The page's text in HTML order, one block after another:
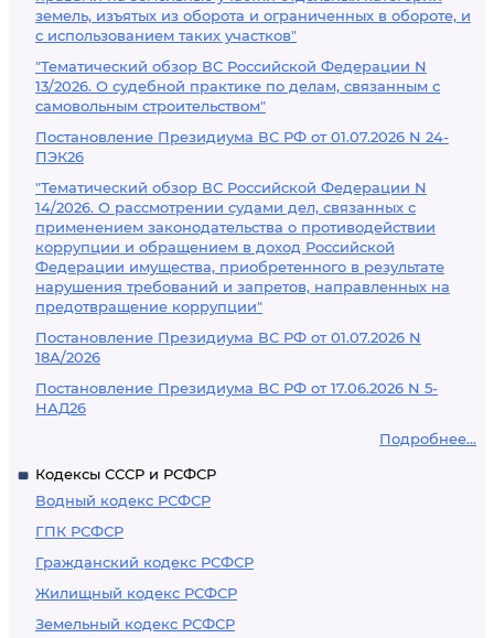
земель, изъятых из оборота и ограниченных в обороте, и
с использованием таких участков"
"Тематический обзор ВС Российской Федерации N
13/2026. О судебной практике по делам, связанным с
самовольным строительством"
Постановление Президиума ВС РФ от 01.07.2026 N 24-
ПЭК26
"Тематический обзор ВС Российской Федерации N
14/2026. О рассмотрении судами дел, связанных с
применением законодательства о противодействии
коррупции и обращением в доход Российской
Федерации имущества, приобретенного в результате
нарушения требований и запретов, направленных на
предотвращение коррупции"
Постановление Президиума ВС РФ от 01.07.2026 N
18А/2026
Постановление Президиума ВС РФ от 17.06.2026 N 5-
НАД26
Подробнее...
Кодексы СССР и РСФСР
Водный кодекс РСФСР
ГПК РСФСР
Гражданский кодекс РСФСР
Жилищный кодекс РСФСР
Земельный кодекс РСФСР